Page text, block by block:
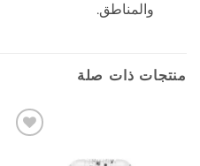
والمناطق.
منتجات ذات صلة